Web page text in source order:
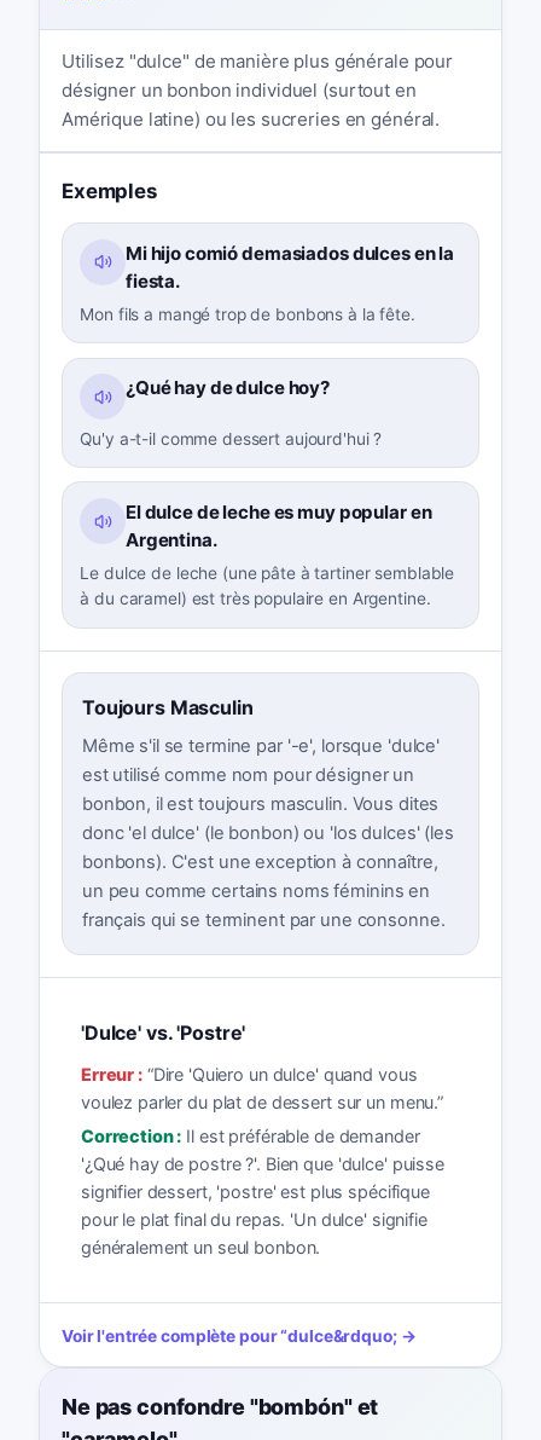
Utilisez "dulce" de manière plus générale pour
désigner un bonbon individuel (surtout en
Amérique latine) ou les sucreries en général.
Exemples
Mi hijo comió demasiados dulces en la
fiesta.
Mon fils a mangé trop de bonbons à la fête.
¿Qué hay de dulce hoy?
Qu'y a-t-il comme dessert aujourd'hui ?
El dulce de leche es muy popular en
Argentina.
Le dulce de leche (une pâte à tartiner semblable
à du caramel) est très populaire en Argentine.
Toujours Masculin
Même s'il se termine par '-e', lorsque 'dulce'
est utilisé comme nom pour désigner un
bonbon, il est toujours masculin. Vous dites
donc 'el dulce' (le bonbon) ou 'los dulces' (les
bonbons). C'est une exception à connaître,
un peu comme certains noms féminins en
français qui se terminent par une consonne.
'Dulce' vs. 'Postre'
Erreur :“Dire 'Quiero un dulce' quand vous
voulez parler du plat de dessert sur un menu.”
Correction : Il est préférable de demander
'¿Qué hay de postre ?'. Bien que 'dulce' puisse
signifier dessert, 'postre' est plus spécifique
pour le plat final du repas. 'Un dulce' signifie
généralement un seul bonbon.
Voir l'entrée complète pour“dulce&rdquo; →
Ne pas confondre "bombón" et